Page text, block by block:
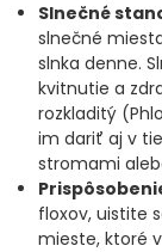
Slnečné
slnečné
slnka denne.
kvitnutie a
rozkladitý
im dariť aj v
stromami
floxov, uistite
mieste, ktoré